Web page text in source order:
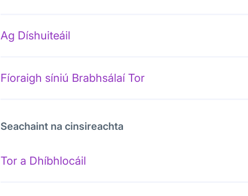
Ag Díshuiteáil
Fíoraigh síniú Brabhsálaí Tor
Seachaint na cinsireachta
Tor a Dhíbhlocáil